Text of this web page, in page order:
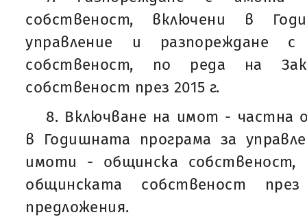
собственост, включени в
управление и разпореждане
собственост, по реда на
собственост през 2015 г.
8. Включване на имот - частна
в Годишната програма за
имоти - общинска собственост,
общинската собственост
предложения.